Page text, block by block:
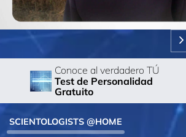
Video
Conoce al verdadero TÚ
Test de Personalidad
Gratuito
SCIENTOLOGISTS @HOME